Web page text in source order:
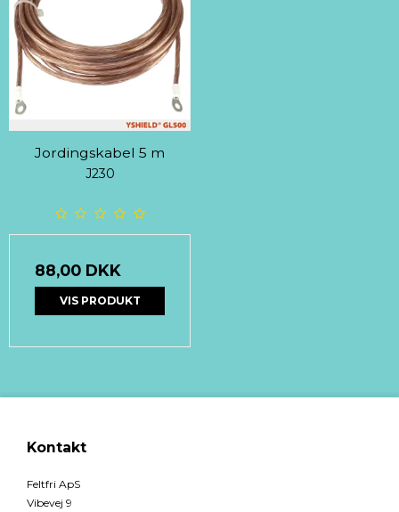
Jordingskabel 5 m
J230
88,00 DKK
VIS PRODUKT
Kontakt
Feltfri ApS
Vibevej 9